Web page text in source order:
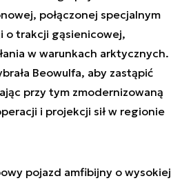
połączonej specjalnym
o trakcji gąsienicowej,
w warunkach arktycznych.
Beowulfa, aby zastąpić
przy tym zmodernizowaną
i projekcji sił w regionie
pojazd amfibijny o wysokiej